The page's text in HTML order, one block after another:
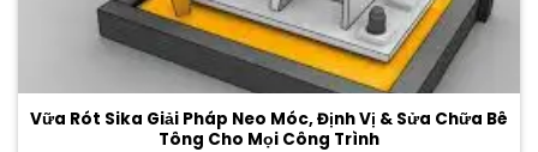
Vữa Rót Sika Giải Pháp Neo Móc, Định Vị & Sửa Chữa Bê
Tông Cho Mọi Công Trình